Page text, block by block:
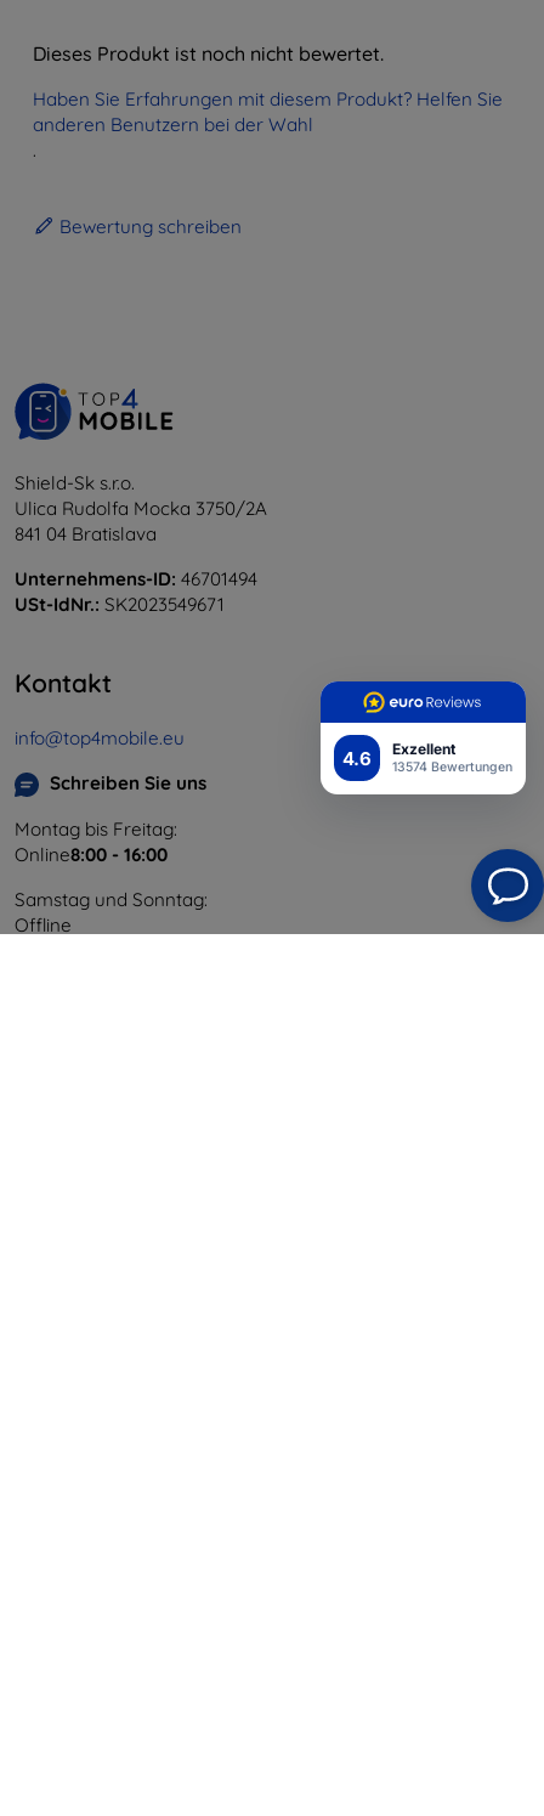
4.6 Exzellent
13574 Bewertungen
Dieses Produkt ist noch nicht bewertet.
Haben Sie Erfahrungen mit diesem Produkt? Helfen Sie
anderen Benutzern bei der Wahl
.
Bewertung schreiben
Shield-Sk s.r.o.
Ulica Rudolfa Mocka 3750/2A
841 04 Bratislava
Unternehmens-ID: 46701494
USt-IdNr.: SK2023549671
Kontakt
info@top4mobile.eu
Schreiben Sie uns
Montag bis Freitag:
Online8:00 - 16:00
Samstag und Sonntag:
Offline